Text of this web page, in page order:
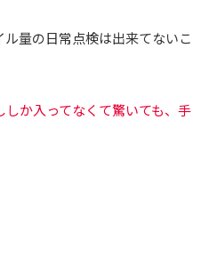
量の日常点検は出来てないこ
か入ってなくて驚いても、手